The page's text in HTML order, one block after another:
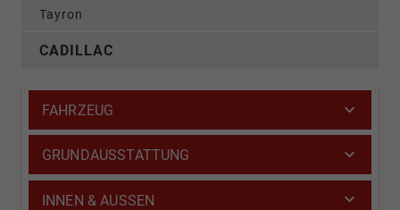
Tayron
CADILLAC
FAHRZEUG
GRUNDAUSSTATTUNG
INNEN & AUSSEN